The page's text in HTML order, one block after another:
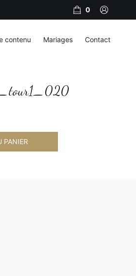
PANIER
0
contenu Mariages Contact